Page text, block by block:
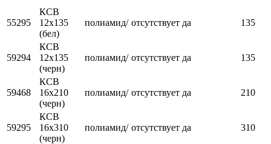
55295
КСВ
12х135
(бел)
полиамид/ отсутствует да 135
59294
КСВ
12х135
(черн)
полиамид/ отсутствует да 135
59468
КСВ
16х210
(черн)
полиамид/ отсутствует да 210
59295
КСВ
16х310
(черн)
полиамид/ отсутствует да 310